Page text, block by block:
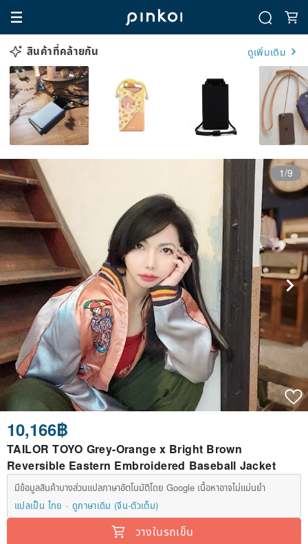
สินค้าที่คล้ายกัน ดูเพิ่มเติม
1/9
10,166฿
TAILOR TOYO Grey-Orange x Bright Brown
Reversible Eastern Embroidered Baseball Jacket
มีข้อมูลสินค้าบางส่วนแปลภาษาอัตโนมัติโดย Google เนื้อหาอาจไม่แม่นยำ
แปลเป็น ไทย
ดูภาษาเดิม (จีน-ตัวเต็ม)
วางในรถเข็น